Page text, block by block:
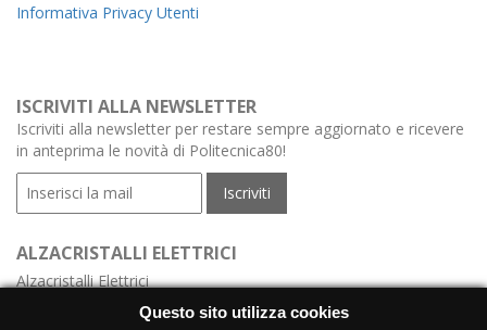
Informativa Privacy Utenti
ISCRIVITI ALLA NEWSLETTER
Iscriviti alla newsletter per restare sempre aggiornato e ricevere
in anteprima le novità di Politecnica80!
ALZACRISTALLI ELETTRICI
Alzacristalli Elettrici
Alzacristalli Elettrici MeccanismoQuesto sito utilizza cookies